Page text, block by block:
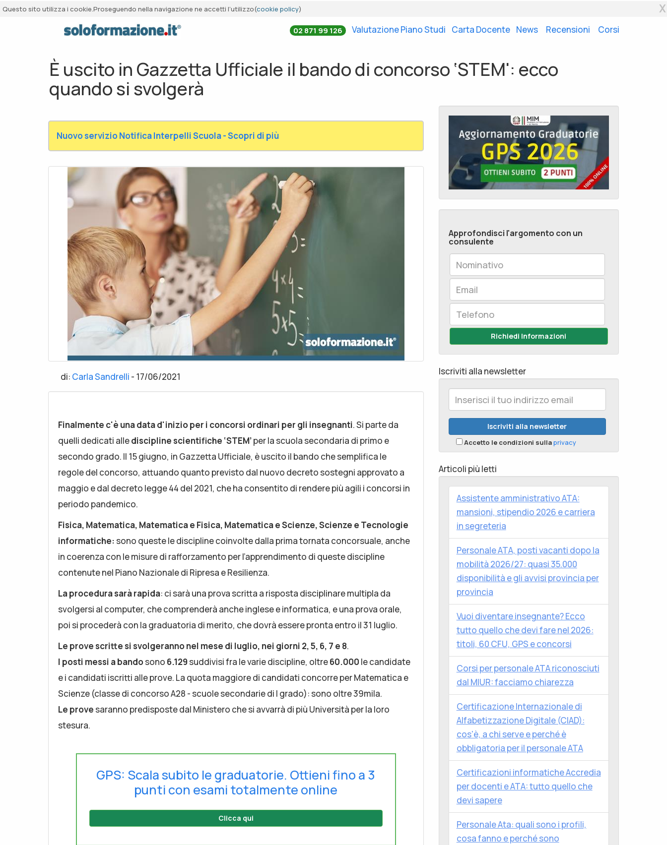
Questo sito utilizza i cookie.Proseguendo nella navigazione ne accetti l’utilizzo(cookie policy) X
02 871 99 126 Valutazione Piano Studi Carta Docente News Recensioni Corsi
È uscito in Gazzetta Ufficiale il bando di concorso ‘STEM': ecco
quando si svolgerà
Nuovo servizio Notifica Interpelli Scuola - Scopri di più
di: Carla Sandrelli - 17/06/2021
Finalmente c'è una data d'inizio per i concorsi ordinari per gli insegnanti. Si parte da
quelli dedicati allediscipline scientifiche ‘STEM’per la scuola secondaria di primo e
secondo grado. Il 15 giugno, in Gazzetta Ufficiale, è uscito il bando che semplifica le
regole del concorso, attuando quanto previsto dal nuovo decreto sostegni approvato a
maggio e dal decreto legge 44 del 2021, che ha consentito di rendere più agili i concorsi in
periodo pandemico.
Fisica, Matematica, Matematica e Fisica, Matematica e Scienze, Scienze e Tecnologie
informatiche:sono queste le discipline coinvolte dalla prima tornata concorsuale, anche
in coerenza con le misure di rafforzamento per l’apprendimento di queste discipline
contenute nel Piano Nazionale di Ripresa e Resilienza.
La procedura sarà rapida: ci sarà una prova scritta a risposta disciplinare multipla da
svolgersi al computer, che comprenderà anche inglese e informatica, e una prova orale,
poi si procederà con la graduatoria di merito, che dovrà essere pronta entro il 31 luglio.
Le prove scritte si svolgeranno nel mese di luglio, nei giorni 2, 5, 6, 7 e 8.
I posti messi a bandosono 6.129suddivisi fra le varie discipline, oltre60.000 le candidate
e i candidati iscritti alle prove. La quota maggiore di candidati concorre per Matematica e
Scienze (classe di concorso A28 - scuole secondarie di I grado): sono oltre 39mila.
Le provesaranno predisposte dal Ministero che si avvarrà di più Università per la loro
stesura.
GPS: Scala subito le graduatorie. Ottieni fino a 3
punti con esami totalmente online
Clicca qui
Approfondisci l'argomento con un
consulente
Richiedi Informazioni
Iscriviti alla newsletter
Accetto le condizioni sullaprivacy
Articoli più letti
Assistente amministrativo ATA:
mansioni, stipendio 2026 e carriera
in segreteria
Personale ATA, posti vacanti dopo la
mobilità 2026/27: quasi 35.000
disponibilità e gli avvisi provincia per
provincia
Vuoi diventare insegnante? Ecco
tutto quello che devi fare nel 2026:
titoli, 60 CFU, GPS e concorsi
Corsi per personale ATA riconosciuti
dal MIUR: facciamo chiarezza
Certificazione Internazionale di
Alfabetizzazione Digitale (CIAD):
cos'è, a chi serve e perché è
obbligatoria per il personale ATA
Certificazioni informatiche Accredia
per docenti e ATA: tutto quello che
devi sapere
Personale Ata: quali sono i profili,
cosa fanno e perché sono